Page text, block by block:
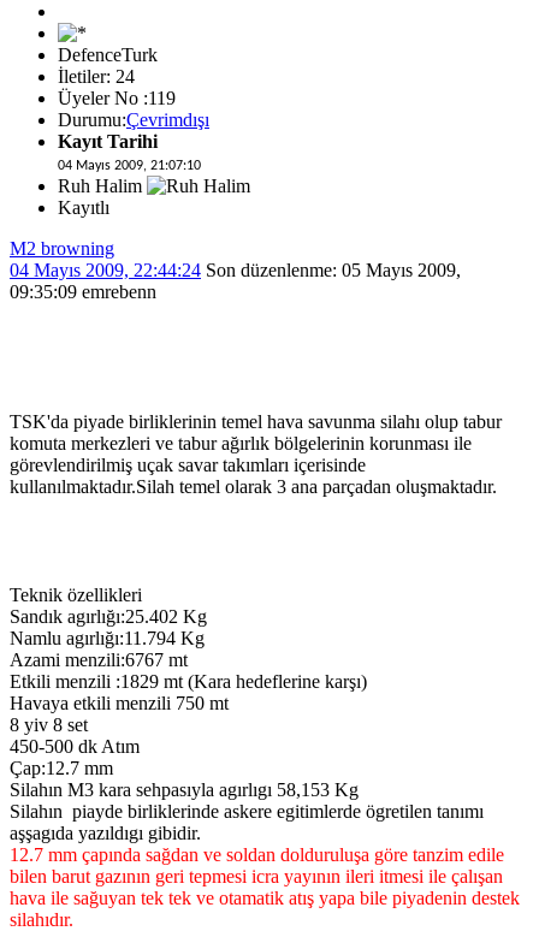
DefenceTurk
İletiler: 24
Üyeler No :119
Durumu:Çevrimdışı
Kayıt Tarihi
04 Mayıs 2009, 21:07:10
Ruh Halim
Kayıtlı
M2 browning
04 Mayıs 2009, 22:44:24 Son düzenlenme: 05 Mayıs 2009,
09:35:09 emrebenn
TSK'da piyade birliklerinin temel hava savunma silahı olup tabur
komuta merkezleri ve tabur ağırlık bölgelerinin korunması ile
görevlendirilmiş uçak savar takımları içerisinde
kullanılmaktadır.Silah temel olarak 3 ana parçadan oluşmaktadır.
Teknik özellikleri
Sandık agırlığı:25.402 Kg
Namlu agırlığı:11.794 Kg
Azami menzili:6767 mt
Etkili menzili :1829 mt (Kara hedeflerine karşı)
Havaya etkili menzili 750 mt
8 yiv 8 set
450-500 dk Atım
Çap:12.7 mm
Silahın M3 kara sehpasıyla agırlıgı 58,153 Kg
Silahın piayde birliklerinde askere egitimlerde ögretilen tanımı
aşşagıda yazıldıgı gibidir.
12.7 mm çapında sağdan ve soldan dolduruluşa göre tanzim edile
bilen barut gazının geri tepmesi icra yayının ileri itmesi ile çalışan
hava ile sağuyan tek tek ve otamatik atış yapa bile piyadenin destek
silahıdır.